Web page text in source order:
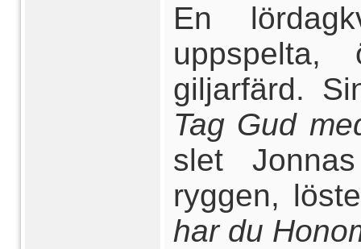
En
uppspelta,
giljarfärd.
Tag Gud
slet
ryggen,
har du